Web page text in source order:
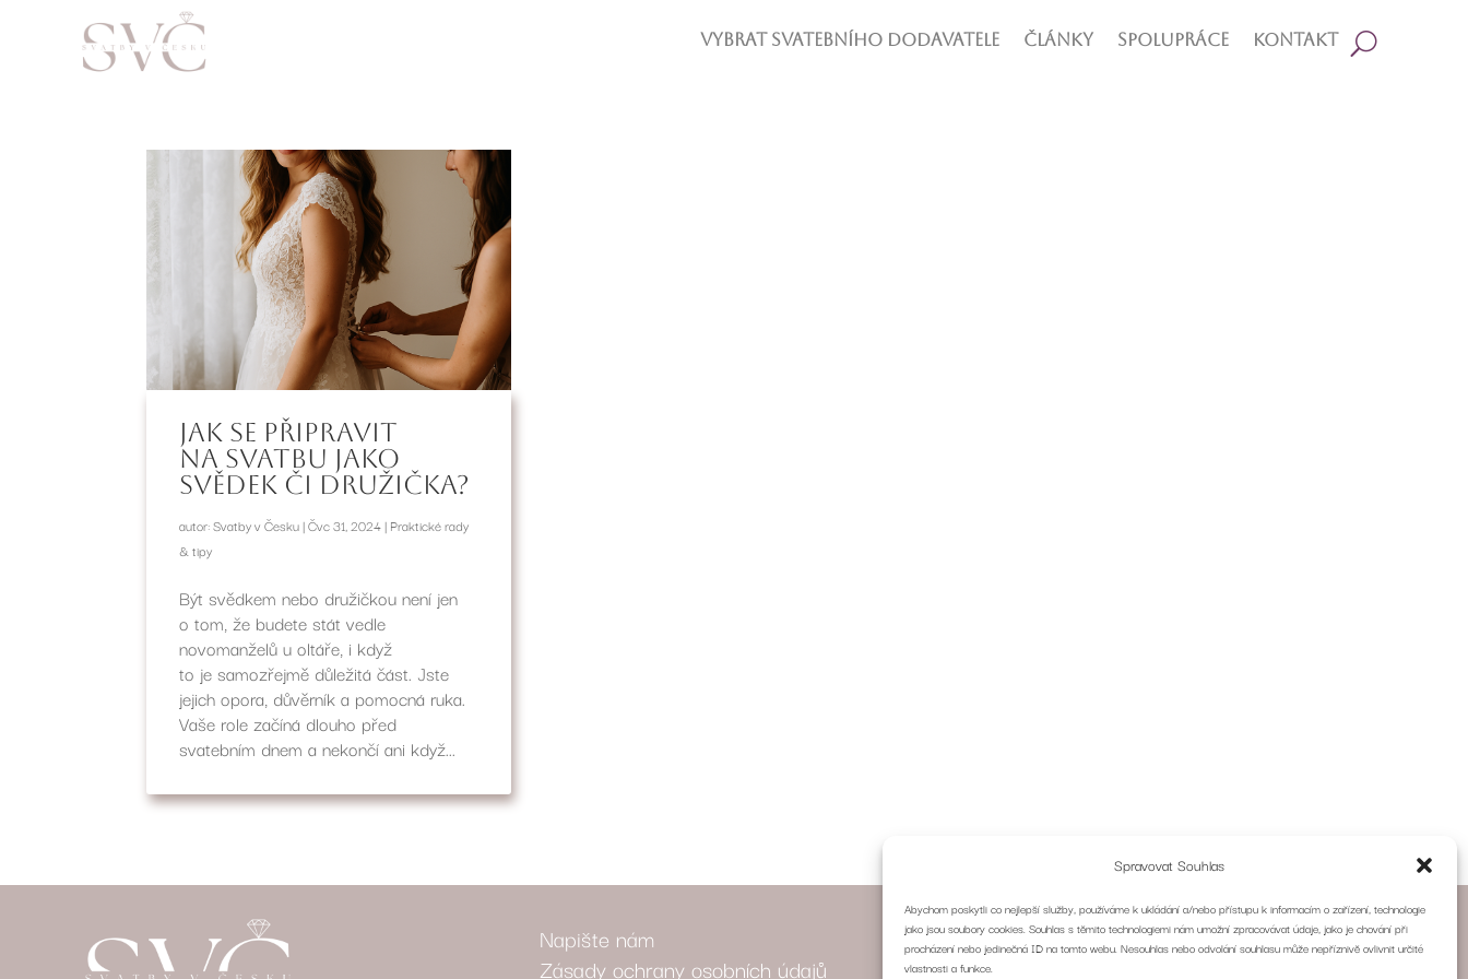
Spravovat Souhlas
Abychom poskytli co nejlepší služby, používáme k ukládání a/nebo přístupu k informacím o zařízení, technologie
jako jsou soubory cookies. Souhlas s těmito technologiemi nám umožní zpracovávat údaje, jako je chování při
procházení nebo jedinečná ID na tomto webu. Nesouhlas nebo odvolání souhlasu může nepříznivě ovlivnit určité
vlastnosti a funkce.
Vybrat svatebního dodavatele Články Spolupráce Kontakt
Jak se připravit
na svatbu jako
svědek či družička?
autor:Svatby v Česku|Čvc 31, 2024| Praktické rady
& tipy
Být svědkem nebo družičkou není jen
o tom, že budete stát vedle
novomanželů u oltáře, i když
to je samozřejmě důležitá část. Jste
jejich opora, důvěrník a pomocná ruka.
Vaše role začíná dlouho před
svatebním dnem a nekončí ani když...
Napište nám
Zásady ochrany osobních údajů